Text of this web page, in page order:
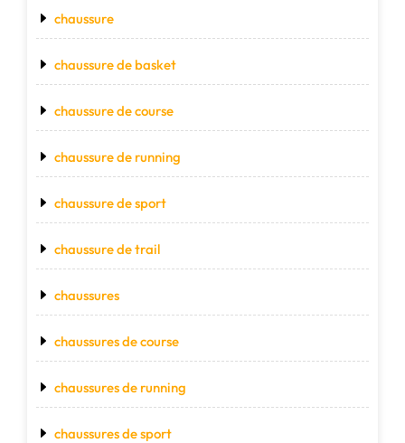
chaussure
chaussure de basket
chaussure de course
chaussure de running
chaussure de sport
chaussure de trail
chaussures
chaussures de course
chaussures de running
chaussures de sport